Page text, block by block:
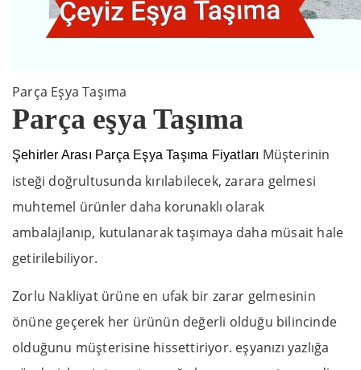
Parça Eşya Taşıma
Parça eşya Taşıma
Şehirler Arası Parça Eşya Taşıma Fiyatları Müşterinin
isteği doğrultusunda kırılabilecek, zarara gelmesi
muhtemel ürünler daha korunaklı olarak
ambalajlanıp, kutulanarak taşımaya daha müsait hale
getirilebiliyor.
Zorlu Nakliyat ürüne en ufak bir zarar gelmesinin
önüne geçerek her ürünün değerli olduğu bilincinde
olduğunu müşterisine hissettiriyor. eşyanızı yazlığa